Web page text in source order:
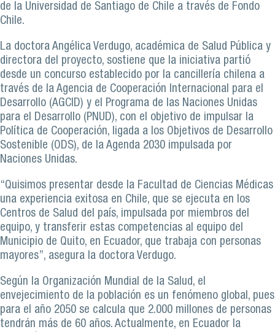
de la Universidad de Santiago de Chile a través de Fondo
Chile.
La doctora Angélica Verdugo, académica de Salud Pública y
directora del proyecto, sostiene que la iniciativa partió
desde un concurso establecido por la cancillería chilena a
través de la Agencia de Cooperación Internacional para el
Desarrollo (AGCID) y el Programa de las Naciones Unidas
para el Desarrollo (PNUD), con el objetivo de impulsar la
Política de Cooperación, ligada a los Objetivos de Desarrollo
Sostenible (ODS), de la Agenda 2030 impulsada por
Naciones Unidas.
“Quisimos presentar desde la Facultad de Ciencias Médicas
una experiencia exitosa en Chile, que se ejecuta en los
Centros de Salud del país, impulsada por miembros del
equipo, y transferir estas competencias al equipo del
Municipio de Quito, en Ecuador, que trabaja con personas
mayores”, asegura la doctora Verdugo.
Según la Organización Mundial de la Salud, el
envejecimiento de la población es un fenómeno global, pues
para el año 2050 se calcula que 2.000 millones de personas
tendrán más de 60 años. Actualmente, en Ecuador la